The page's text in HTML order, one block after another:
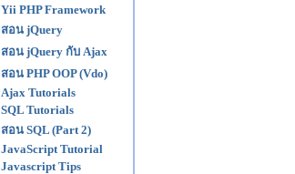
Yii PHP Framework
สอน jQuery
สอน jQuery กับ Ajax
สอน PHP OOP (Vdo)
Ajax Tutorials
SQL Tutorials
สอน SQL (Part 2)
JavaScript Tutorial
Javascript Tips